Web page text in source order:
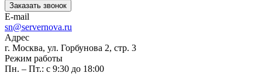
Заказать звонок
E-mail
sn@servernova.ru
Адрес
г. Москва, ул. Горбунова 2, стр. 3
Режим работы
Пн. – Пт.: с 9:30 до 18:00